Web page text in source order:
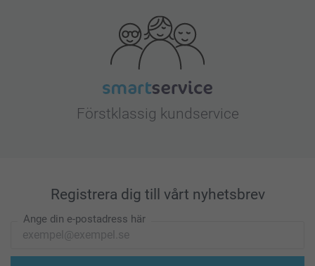
Förstklassig kundservice
Registrera dig till vårt nyhetsbrev
Ange din e-postadress här